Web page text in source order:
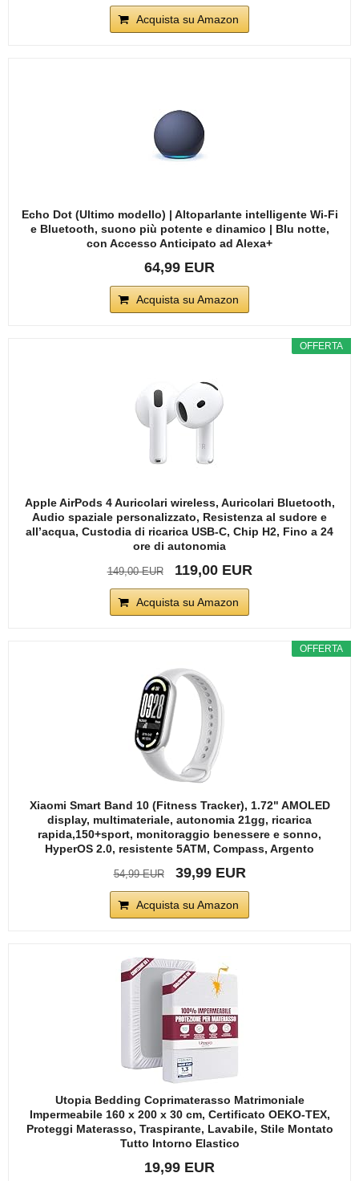
Acquista su Amazon
Echo Dot (Ultimo modello) | Altoparlante intelligente Wi-Fi
e Bluetooth, suono più potente e dinamico | Blu notte,
con Accesso Anticipato ad Alexa+
64,99 EUR
Acquista su Amazon
OFFERTA
Apple AirPods 4 Auricolari wireless, Auricolari Bluetooth,
Audio spaziale personalizzato, Resistenza al sudore e
all’acqua, Custodia di ricarica USB-C, Chip H2, Fino a 24
ore di autonomia
149,00 EUR 119,00 EUR
Acquista su Amazon
OFFERTA
Xiaomi Smart Band 10 (Fitness Tracker), 1.72" AMOLED
display, multimateriale, autonomia 21gg, ricarica
rapida,150+sport, monitoraggio benessere e sonno,
HyperOS 2.0, resistente 5ATM, Compass, Argento
54,99 EUR 39,99 EUR
Acquista su Amazon
Utopia Bedding Coprimaterasso Matrimoniale
Impermeabile 160 x 200 x 30 cm, Certificato OEKO-TEX,
Proteggi Materasso, Traspirante, Lavabile, Stile Montato
Tutto Intorno Elastico
19,99 EUR